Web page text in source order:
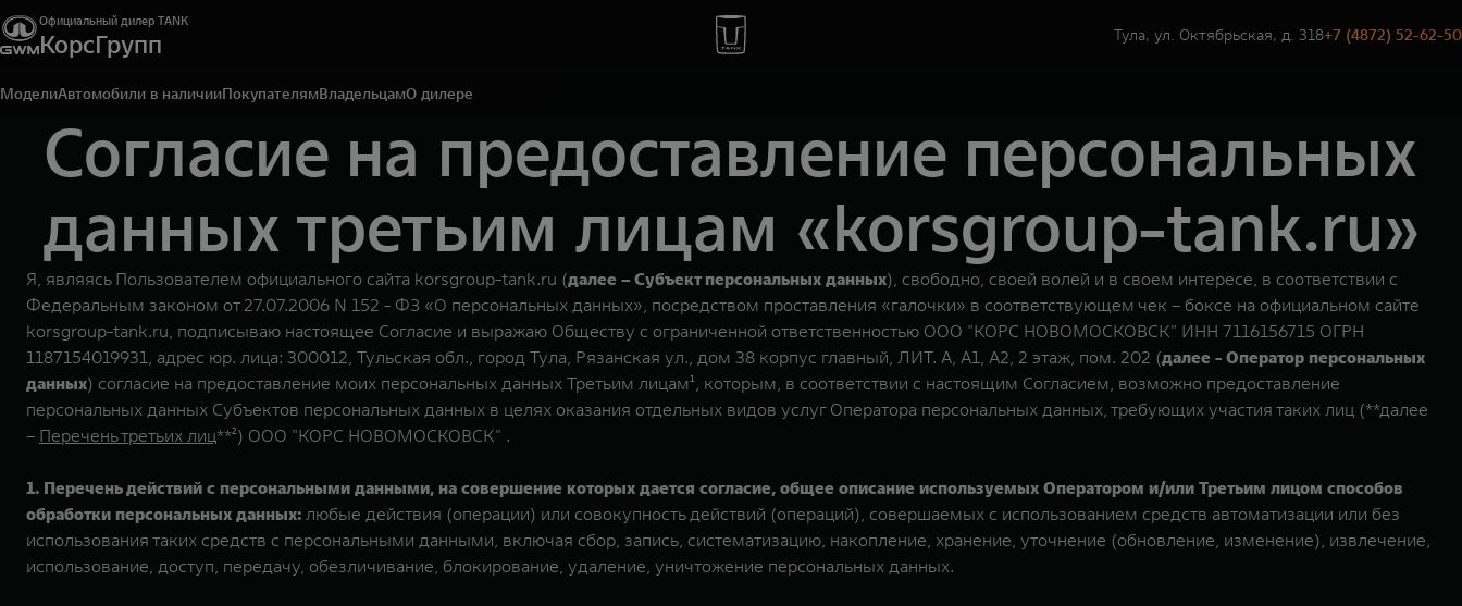
Официальный дилер TANK
КорсГрупп Тула, ул. Октябрьская, д. 318+7 (4872) 52-62-50
МоделиАвтомобили в наличииПокупателямВладельцамО дилере
Тула, ул. Октябрьская, д. 318
+7 (4872) 52-62-50
Согласие на предоставление персональных
данных третьим лицам «korsgroup-tank.ru»
Я, являясь Пользователем официального сайта korsgroup-tank.ru (далее – Субъект персональных данных), свободно, своей волей и в своем интересе, в соответствии с
Федеральным законом от 27.07.2006 N 152 - ФЗ «О персональных данных», посредством проставления «галочки» в соответствующем чек – боксе на официальном сайте
korsgroup-tank.ru, подписываю настоящее Согласие и выражаю Обществу с ограниченной ответственностью ООО "КОРС НОВОМОСКОВСК" ИНН 7116156715 ОГРН
1187154019931, адрес юр. лица: 300012, Тульская обл., город Тула, Рязанская ул., дом 38 корпус главный, ЛИТ. А, А1, А2, 2 этаж, пом. 202 (далее - Оператор персональных
данных) согласие на предоставление моих персональных данных Третьим лицам¹, которым, в соответствии с настоящим Согласием, возможно предоставление
персональных данных Субъектов персональных данных в целях оказания отдельных видов услуг Оператора персональных данных, требующих участия таких лиц (**далее
– Перечень третьих лиц**²) ООО "КОРС НОВОМОСКОВСК" .
1. Перечень действий с персональными данными, на совершение которых дается согласие, общее описание используемых Оператором и/или Третьим лицом способов
обработки персональных данных: любые действия (операции) или совокупность действий (операций), совершаемых с использованием средств автоматизации или без
использования таких средств с персональными данными, включая сбор, запись, систематизацию, накопление, хранение, уточнение (обновление, изменение), извлечение,
использование, доступ, передачу, обезличивание, блокирование, удаление, уничтожение персональных данных.